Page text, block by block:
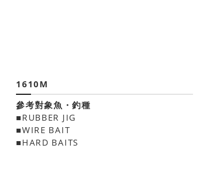
1610M
參考對象魚・釣種
■RUBBER JIG
■WIRE BAIT
■HARD BAITS